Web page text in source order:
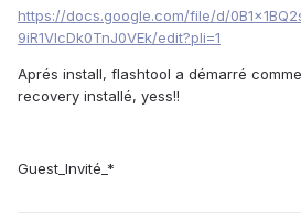
https://docs.google.com/file/d/
9iR1VlcDk0TnJ0VEk/edit?pli=1
Aprés install, flashtool a démarré
recovery installé, yess!!
Guest_Invité_*